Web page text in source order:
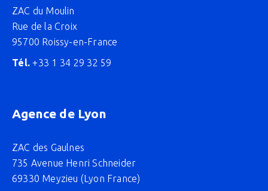
ZAC du Moulin
Rue de la Croix
95700 Roissy-en-France
Tél. +33 1 34 29 32 59
Agence de Lyon
ZAC des Gaulnes
735 Avenue Henri Schneider
69330 Meyzieu (Lyon France)